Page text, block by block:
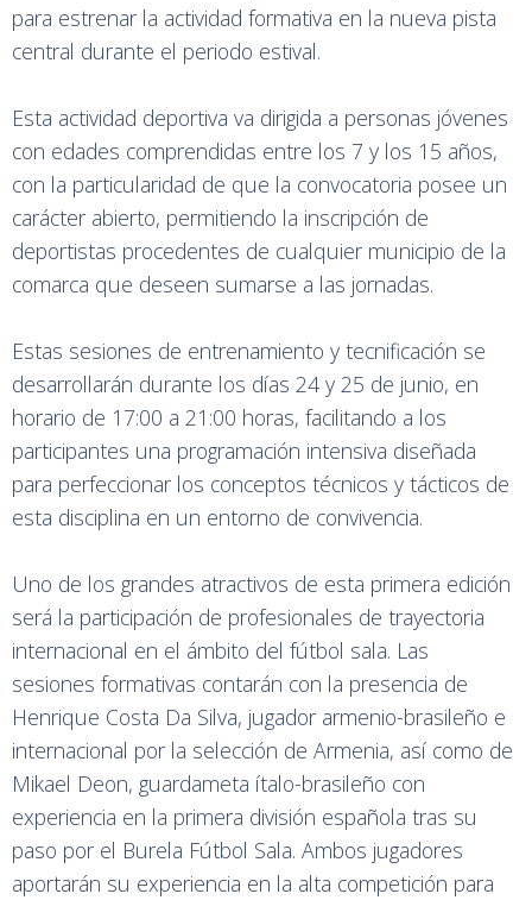
para estrenar la actividad formativa en la nueva pista
central durante el periodo estival.
Esta actividad deportiva va dirigida a personas jóvenes
con edades comprendidas entre los 7 y los 15 años,
con la particularidad de que la convocatoria posee un
carácter abierto, permitiendo la inscripción de
deportistas procedentes de cualquier municipio de la
comarca que deseen sumarse a las jornadas.
Estas sesiones de entrenamiento y tecnificación se
desarrollarán durante los días 24 y 25 de junio, en
horario de 17:00 a 21:00 horas, facilitando a los
participantes una programación intensiva diseñada
para perfeccionar los conceptos técnicos y tácticos de
esta disciplina en un entorno de convivencia.
Uno de los grandes atractivos de esta primera edición
será la participación de profesionales de trayectoria
internacional en el ámbito del fútbol sala. Las
sesiones formativas contarán con la presencia de
Henrique Costa Da Silva, jugador armenio-brasileño e
internacional por la selección de Armenia, así como de
Mikael Deon, guardameta ítalo-brasileño con
experiencia en la primera división española tras su
paso por el Burela Fútbol Sala. Ambos jugadores
aportarán su experiencia en la alta competición para